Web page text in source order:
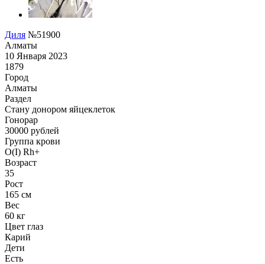
Диля №51900
Алматы
10 Января 2023
1879
Город
Алматы
Раздел
Стану донором яйцеклеток
Гонoрар
30000 рублей
Группа крови
O(I) Rh+
Возраст
35
Рост
165 см
Вес
60 кг
Цвет глаз
Карий
Дети
Есть